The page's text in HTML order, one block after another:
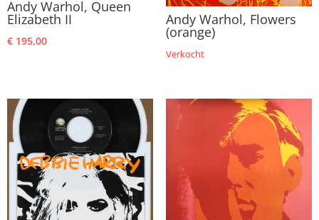
Andy Warhol, Queen
Elizabeth II
€ 195,00
Andy Warhol, Flowers
(orange)
Verkocht